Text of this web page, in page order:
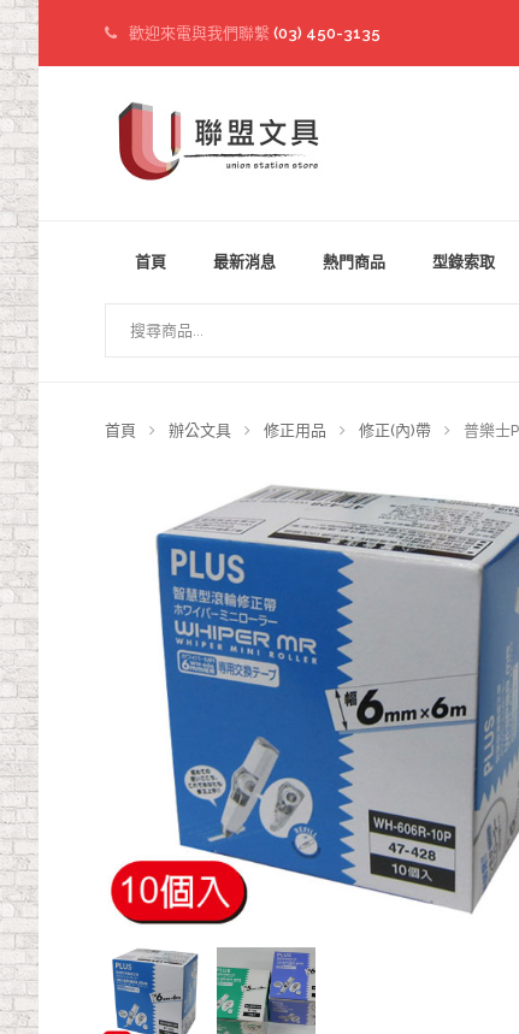
歡迎來電與我們聯繫 (03) 450-3135
首頁 最新消息 熱門商品 型錄索取
首頁 辦公文具 修正用品 修正(內)帶 普樂士